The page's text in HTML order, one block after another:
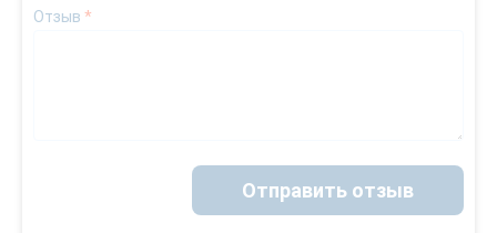
Отзыв *
Отправить отзыв